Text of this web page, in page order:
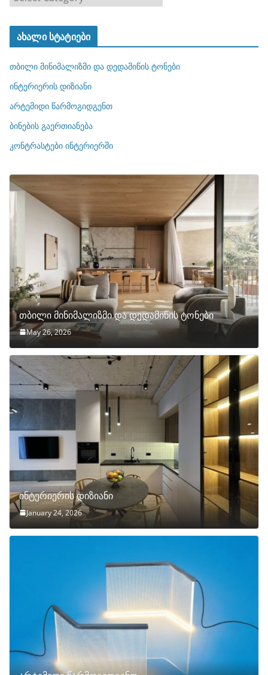
ტ
ო
რ
ბ
ი
ახალი სტატიები
თბილი მინიმალიზმი და დედამიწის ტონები
ინტერიერის დიზიანი
არტემიდი წარმოგიდგენთ
ბინების გაერთიანება
კონტრასტები ინტერიერში
თბილი მინიმალიზმი და დედამიწის ტონები
May 26, 2026
ინტერიერის დიზიანი
January 24, 2026